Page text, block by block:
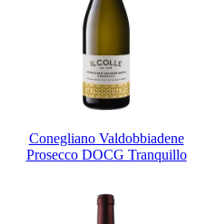
Conegliano Valdobbiadene
Prosecco DOCG Tranquillo